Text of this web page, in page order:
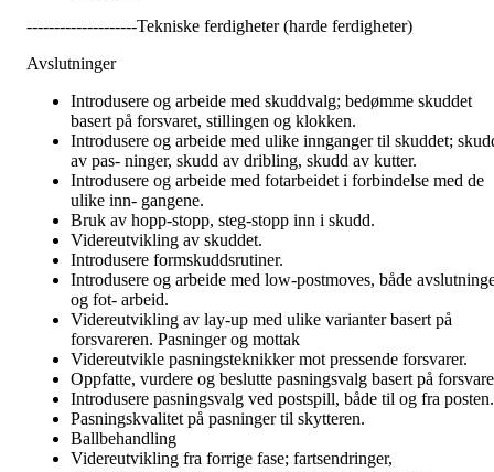
--------------------Tekniske ferdigheter (harde ferdigheter)
Avslutninger
Introdusere og arbeide med skuddvalg; bedømme skuddet
basert på forsvaret, stillingen og klokken.
Introdusere og arbeide med ulike innganger til skuddet;
av pas- ninger, skudd av dribling, skudd av kutter.
Introdusere og arbeide med fotarbeidet i forbindelse med de
ulike inn- gangene.
Bruk av hopp-stopp, steg-stopp inn i skudd.
Videreutvikling av skuddet.
Introdusere formskuddsrutiner.
Introdusere og arbeide med low-postmoves, både
og fot- arbeid.
Videreutvikling av lay-up med ulike varianter basert på
forsvareren. Pasninger og mottak
Videreutvikle pasningsteknikker mot pressende forsvarer.
Oppfatte, vurdere og beslutte pasningsvalg basert på
Introdusere pasningsvalg ved postspill, både til og fra posten.
Pasningskvalitet på pasninger til skytteren.
Ballbehandling
Videreutvikling fra forrige fase; fartsendringer,